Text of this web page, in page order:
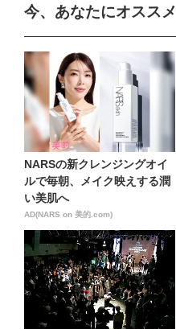
今、あなたにオススメ
NARSの新クレンジングオイ
ルで毎朝、メイク映えする潤
い美肌へ
AD(NARS on 美的.com)